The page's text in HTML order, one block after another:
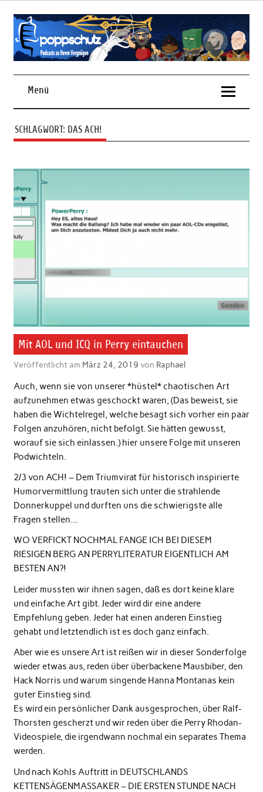
Skip
contentPodcasts zu Ihrem Vergnügen
Menü
SCHLAGWORT: DAS ACH!
Mit AOL und ICQ in Perry eintauchen
Veröffentlicht am März 24, 2019 von Raphael
Auch, wenn sie von unserer *hüstel* chaotischen Art
aufzunehmen etwas geschockt waren, (Das beweist, sie
haben die Wichtelregel, welche besagt sich vorher ein paar
Folgen anzuhören, nicht befolgt. Sie hätten gewusst,
worauf sie sich einlassen.) hier unsere Folge mit unseren
Podwichteln.
2/3 von ACH! – Dem Triumvirat für historisch inspirierte
Humorvermittlung trauten sich unter die strahlende
Donnerkuppel und durften uns die schwierigste alle
Fragen stellen…
WO VERFICKT NOCHMAL FANGE ICH BEI DIESEM
RIESIGEN BERG AN PERRYLITERATUR EIGENTLICH AM
BESTEN AN?!
Leider mussten wir ihnen sagen, daß es dort keine klare
und einfache Art gibt. Jeder wird dir eine andere
Empfehlung geben. Jeder hat einen anderen Einstieg
gehabt und letztendlich ist es doch ganz einfach.
Aber wie es unsere Art ist reißen wir in dieser Sonderfolge
wieder etwas aus, reden über überbackene Mausbiber, den
Hack Norris und warum singende Hanna Montanas kein
guter Einstieg sind.
Es wird ein persönlicher Dank ausgesprochen, über Ralf-
Thorsten gescherzt und wir reden über die Perry Rhodan-
Videospiele, die irgendwann nochmal ein separates Thema
werden.
Und nach Kohls Auftritt in DEUTSCHLANDS
KETTENSÄGENMASSAKER – DIE ERSTEN STUNDE NACH